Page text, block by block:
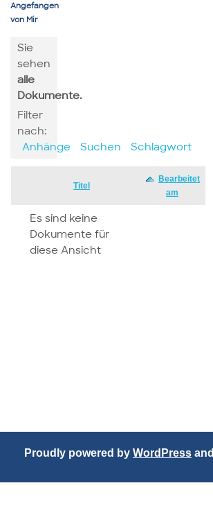
Angefangen
von Mir
Sie
sehen
alle
Dokumente.
Filter
nach:
Anhänge
Suchen Schlagwort
Titel
Bearbeitet
am
Es sind keine
Dokumente für
diese Ansicht
Proudly powered by WordPress and